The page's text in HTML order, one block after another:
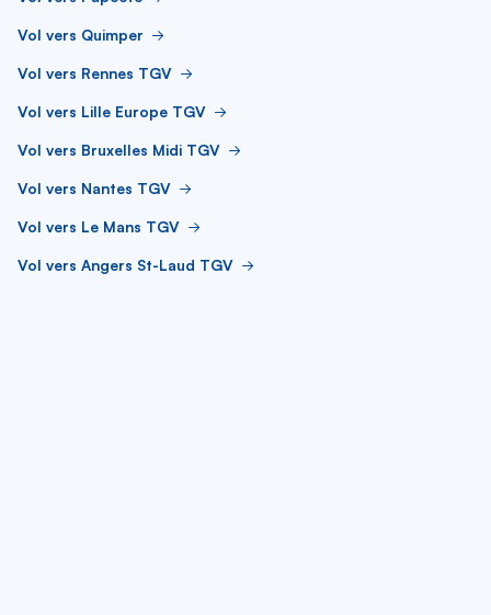
Vol vers Quimper
Vol vers Rennes TGV
Vol vers Lille Europe TGV
Vol vers Bruxelles Midi TGV
Vol vers Nantes TGV
Vol vers Le Mans TGV
Vol vers Angers St-Laud TGV